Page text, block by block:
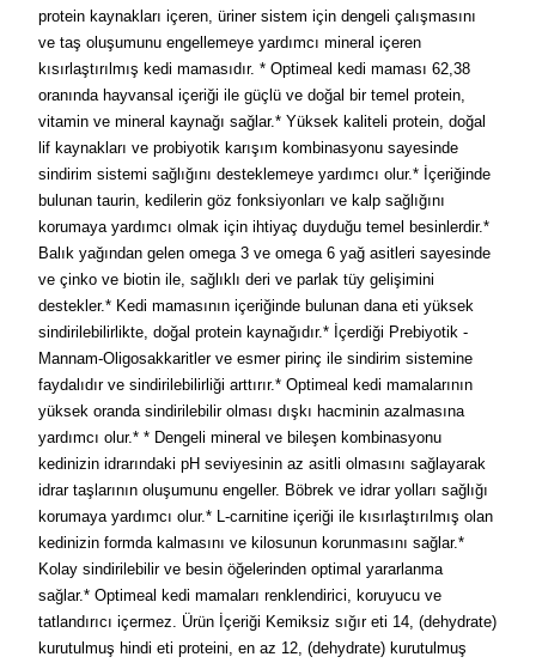
protein kaynakları içeren, üriner sistem için dengeli çalışmasını
ve taş oluşumunu engellemeye yardımcı mineral içeren
kısırlaştırılmış kedi mamasıdır. * Optimeal kedi maması 62,38
oranında hayvansal içeriği ile güçlü ve doğal bir temel protein,
vitamin ve mineral kaynağı sağlar.* Yüksek kaliteli protein, doğal
lif kaynakları ve probiyotik karışım kombinasyonu sayesinde
sindirim sistemi sağlığını desteklemeye yardımcı olur.* İçeriğinde
bulunan taurin, kedilerin göz fonksiyonları ve kalp sağlığını
korumaya yardımcı olmak için ihtiyaç duyduğu temel besinlerdir.*
Balık yağından gelen omega 3 ve omega 6 yağ asitleri sayesinde
ve çinko ve biotin ile, sağlıklı deri ve parlak tüy gelişimini
destekler.* Kedi mamasının içeriğinde bulunan dana eti yüksek
sindirilebilirlikte, doğal protein kaynağıdır.* İçerdiği Prebiyotik -
Mannam-Oligosakkaritler ve esmer pirinç ile sindirim sistemine
faydalıdır ve sindirilebilirliği arttırır.* Optimeal kedi mamalarının
yüksek oranda sindirilebilir olması dışkı hacminin azalmasına
yardımcı olur.* * Dengeli mineral ve bileşen kombinasyonu
kedinizin idrarındaki pH seviyesinin az asitli olmasını sağlayarak
idrar taşlarının oluşumunu engeller. Böbrek ve idrar yolları sağlığı
korumaya yardımcı olur.* L-carnitine içeriği ile kısırlaştırılmış olan
kedinizin formda kalmasını ve kilosunun korunmasını sağlar.*
Kolay sindirilebilir ve besin öğelerinden optimal yararlanma
sağlar.* Optimeal kedi mamaları renklendirici, koruyucu ve
tatlandırıcı içermez. Ürün İçeriği Kemiksiz sığır eti 14, (dehydrate)
kurutulmuş hindi eti proteini, en az 12, (dehydrate) kurutulmuş